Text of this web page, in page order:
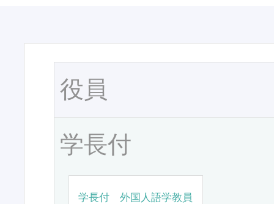
役員
学長付
学長付 外国人語学教員